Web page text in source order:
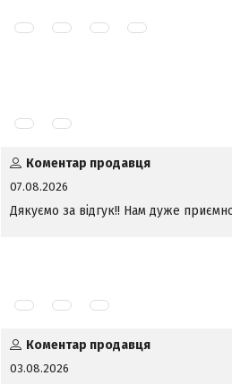
Коментар продавця
07.08.2026
Дякуємо за відгук!! Нам дуже
Коментар продавця
03.08.2026